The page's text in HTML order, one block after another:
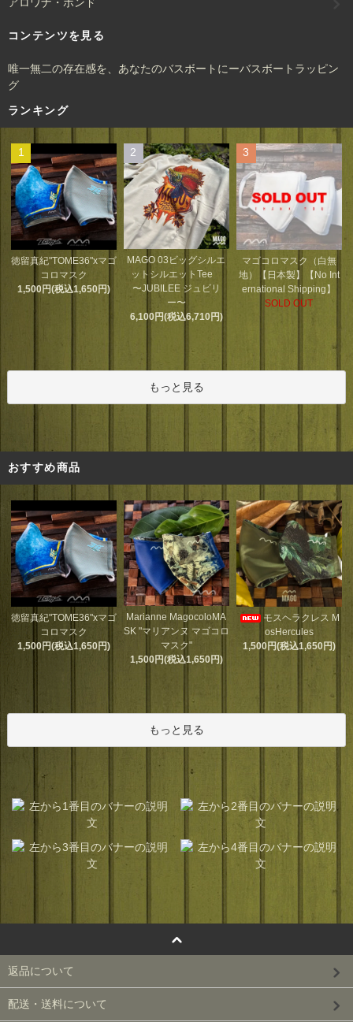
アロワナ・ポンド
コンテンツを見る
唯一無二の存在感を、あなたのバスボートにーバスボートラッピン
グ
ランキング
1
徳留真紀"TOME36"xマゴ
コロマスク
1,500円(税込1,650円)
2
MAGO 03ビッグシルエ
ットシルエットTee
〜JUBILEE ジュビリ
ー〜
6,100円(税込6,710円)
3
マゴコロマスク（白無
地）【日本製】【No Int
ernational Shipping】
SOLD OUT
もっと見る
おすすめ商品
徳留真紀"TOME36"xマゴ
コロマスク
1,500円(税込1,650円)
Marianne MagocoloMA
SK "マリアンヌ マゴコロ
マスク"
1,500円(税込1,650円)
モスヘラクレス M
osHercules
1,500円(税込1,650円)
もっと見る
返品について
配送・送料について